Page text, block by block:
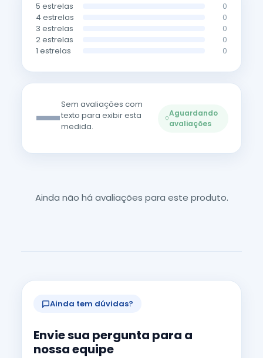
5 estrelas 0
4 estrelas 0
3 estrelas 0
2 estrelas 0
1 estrelas 0
—Sem avaliações com
texto para exibir esta
medida.
Aguardando
avaliações
Ainda não há avaliações para este produto.
Ainda tem dúvidas?
Envie sua pergunta para a
nossa equipe